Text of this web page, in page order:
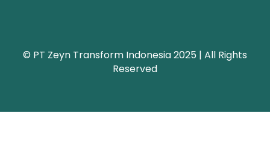
© PT Zeyn Transform Indonesia 2025 | All Rights
Reserved